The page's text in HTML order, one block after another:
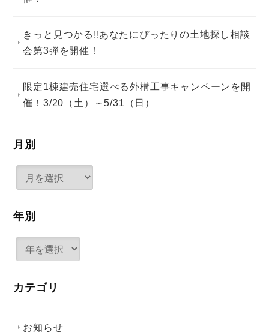
きっと見つかる‼あなたにぴったりの土地探し相談
会第3弾を開催！
限定1棟建売住宅選べる外構工事キャンペーンを開
催！3/20（土）～5/31（日）
月別
年別
カテゴリ
お知らせ